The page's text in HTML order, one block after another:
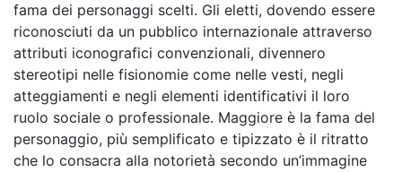
fama dei personaggi scelti. Gli eletti, dovendo essere
riconosciuti da un pubblico internazionale attraverso
attributi iconografici convenzionali, divennero
stereotipi nelle fisionomie come nelle vesti, negli
atteggiamenti e negli elementi identificativi il loro
ruolo sociale o professionale. Maggiore è la fama del
personaggio, più semplificato e tipizzato è il ritratto
che lo consacra alla notorietà secondo un’immagine